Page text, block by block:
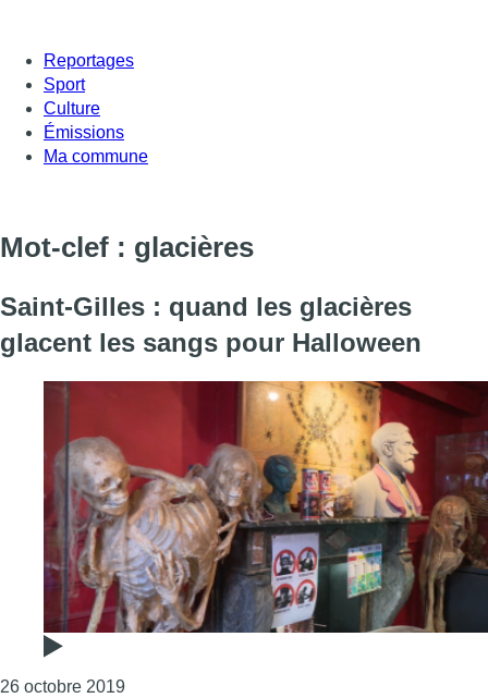
Reportages
Sport
Culture
Émissions
Ma commune
Mot-clef : glacières
Saint-Gilles : quand les glacières
glacent les sangs pour Halloween
26 octobre 2019Consulter l'article "Saint-Gilles : quand les